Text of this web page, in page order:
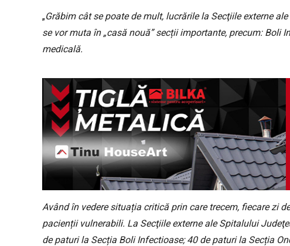
„Grăbim cât se poate de mult, lucrările la Secţiile externe
se vor muta în „casă nouă” secții importante, precum: Boli
medicală.
Având în vedere situația critică prin care trecem, fiecare zi
pacienții vulnerabili. La Secţiile externe ale Spitalului
de paturi la Secția Boli Infectioase; 40 de paturi la Secția